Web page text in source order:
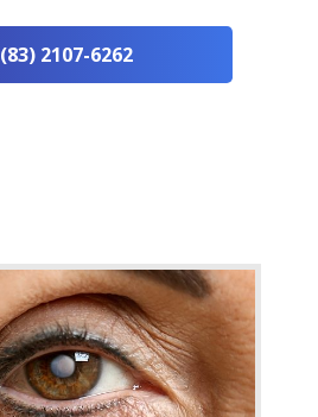
(83) 2107-6262